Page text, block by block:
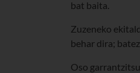
bat baita.
Zuzeneko
behar dira;
Oso